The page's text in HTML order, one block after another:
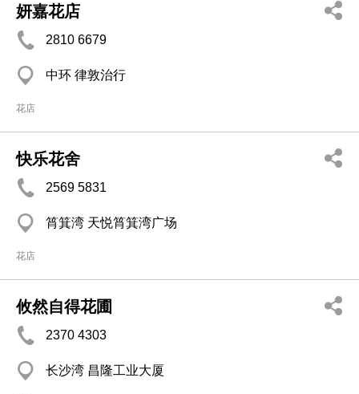
妍嘉花店
2810 6679
中环 律敦治行
花店
快乐花舍
2569 5831
筲箕湾 天悦筲箕湾广场
花店
攸然自得花圃
2370 4303
长沙湾 昌隆工业大厦